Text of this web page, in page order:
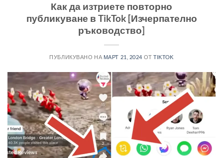
Как да изтриете повторно
публикуване в TikTok [Изчерпателно
ръководство]
ПУБЛИКУВАНО НА МАРТ 21, 2024 ОТTIKTOK